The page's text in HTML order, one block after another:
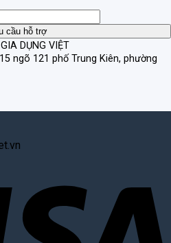
DỤNG VIỆT
ngõ 121 phố Trung Kiên, phường